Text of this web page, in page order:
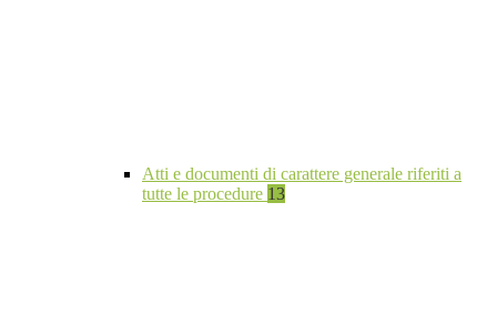
Atti e documenti di carattere generale riferiti a
tutte le procedure 13